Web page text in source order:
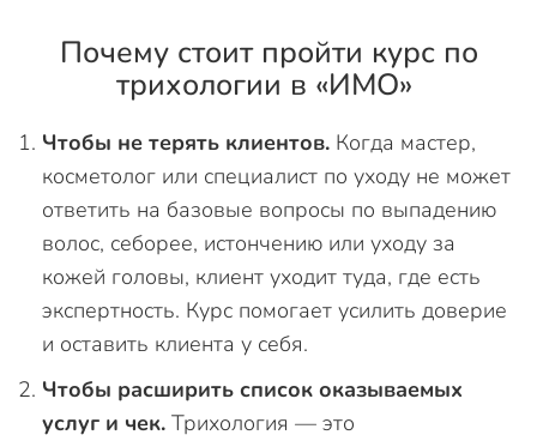
Почему стоит пройти курс по
трихологии в «ИМО»
Чтобы не терять клиентов. Когда мастер,
косметолог или специалист по уходу не может
ответить на базовые вопросы по выпадению
волос, себорее, истончению или уходу за
кожей головы, клиент уходит туда, где есть
экспертность. Курс помогает усилить доверие
и оставить клиента у себя.
Чтобы расширить список оказываемых
услуг и чек. Трихология — это